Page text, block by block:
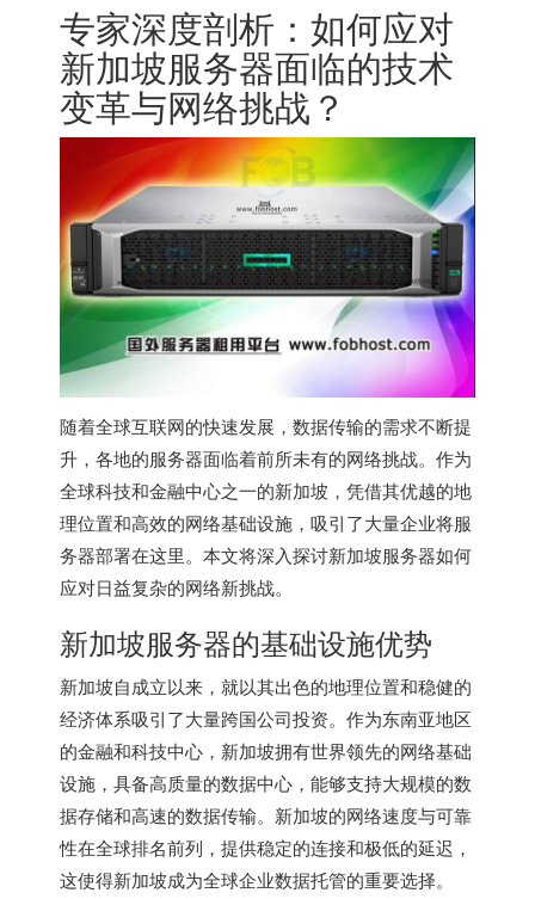
专家深度剖析：如何应对
新加坡服务器面临的技术
变革与网络挑战？
随着全球互联网的快速发展，数据传输的需求不断提
升，各地的服务器面临着前所未有的网络挑战。作为
全球科技和金融中心之一的新加坡，凭借其优越的地
理位置和高效的网络基础设施，吸引了大量企业将服
务器部署在这里。本文将深入探讨新加坡服务器如何
应对日益复杂的网络新挑战。
新加坡服务器的基础设施优势
新加坡自成立以来，就以其出色的地理位置和稳健的
经济体系吸引了大量跨国公司投资。作为东南亚地区
的金融和科技中心，新加坡拥有世界领先的网络基础
设施，具备高质量的数据中心，能够支持大规模的数
据存储和高速的数据传输。新加坡的网络速度与可靠
性在全球排名前列，提供稳定的连接和极低的延迟，
这使得新加坡成为全球企业数据托管的重要选择。